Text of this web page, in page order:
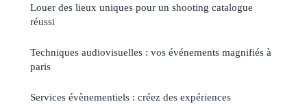
Louer des lieux uniques pour un shooting catalogue
réussi
Techniques audiovisuelles : vos événements magnifiés à
paris
Services évènementiels : créez des expériences